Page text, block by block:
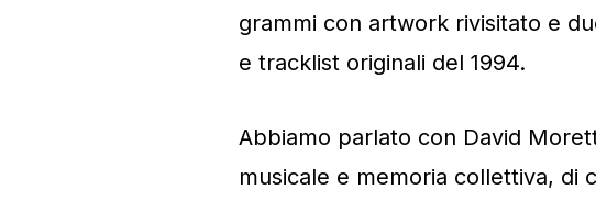
grammi con artwork rivisitato e
e tracklist originali del 1994.
Abbiamo parlato con David
musicale e memoria collettiva, di